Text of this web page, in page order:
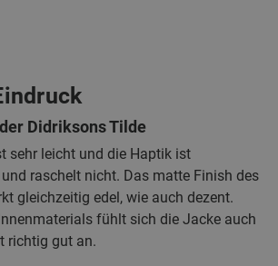
Didriksons Tilde
sehr leicht und die Haptik ist
raschelt nicht. Das matte Finish des
gleichzeitig edel, wie auch dezent.
fühlt sich die Jacke auch
richtig gut an.